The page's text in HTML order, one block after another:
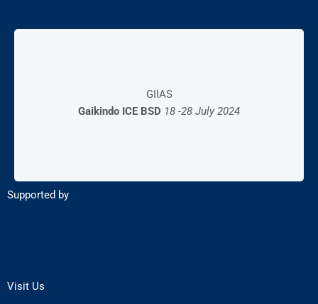
GIIAS
Gaikindo ICE BSD 18 -28 July 2024
Mall Exhibition
AEON Mall BSD
28 – 03 Desember 2023
Supported by
Visit Us